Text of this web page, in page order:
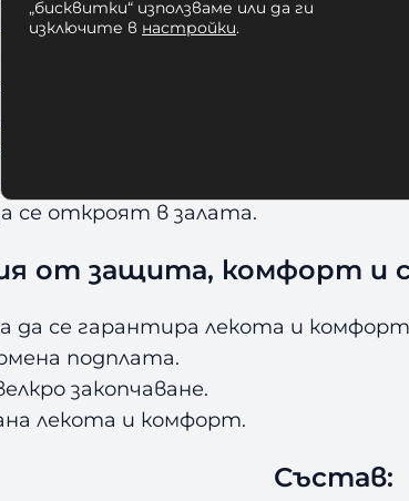
и тренировки с чувал.
и стабилност, а удобната
на тренировка.
и за напреднали бойци в бокс,
техниката на удара и
ръкавици изпъкват с уникална
се откроят в залата.
от защита, комфорт и
да се гарантира лекота и комфорт
подплата.
закопчаване.
лекота и комфорт.
Състав:
„бисквитки“ използваме или да ги
изключите в настройки.